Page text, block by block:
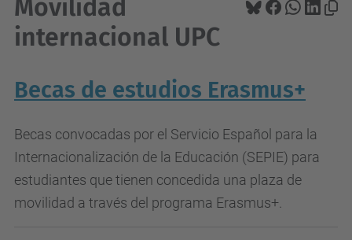
Movilidad
internacional UPC
Becas de estudios Erasmus+
Becas convocadas por el Servicio Español para la
Internacionalización de la Educación (SEPIE) para
estudiantes que tienen concedida una plaza de
movilidad a través del programa Erasmus+.